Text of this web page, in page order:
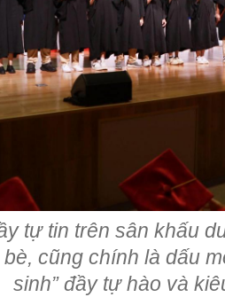
tự tin trên sân khấu
cũng chính là dấu
sinh” đầy tự hào và